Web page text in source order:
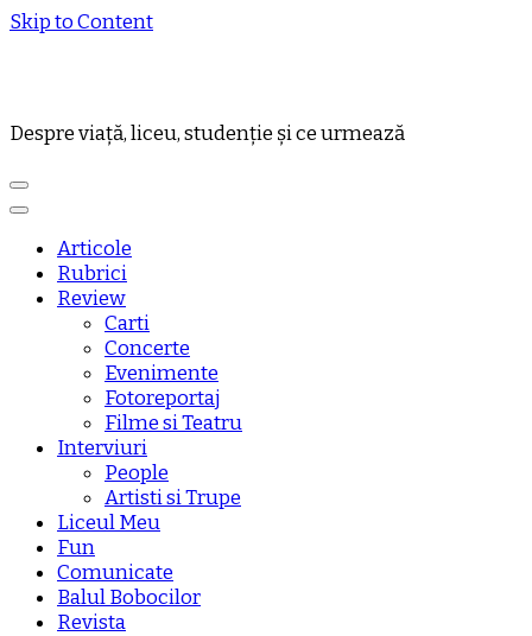
Skip to Content
Despre viață, liceu, studenție și ce urmează
Articole
Rubrici
Review
Carti
Concerte
Evenimente
Fotoreportaj
Filme si Teatru
Interviuri
People
Artisti si Trupe
Liceul Meu
Fun
Comunicate
Balul Bobocilor
Revista